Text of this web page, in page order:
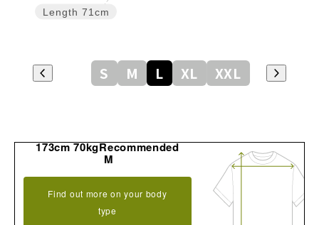
Length 71cm
S M L XL XXL
173cm 70kgRecommended
M
Find out more on your body
type